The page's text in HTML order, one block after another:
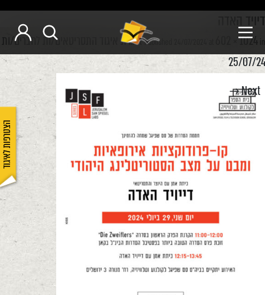
הצטרפות לאיגוד
דיויד האדה
Published 602 × 1024 in
איגרת איגוד התסריטאים/ות לחברים/ות
25/07/24
Next →